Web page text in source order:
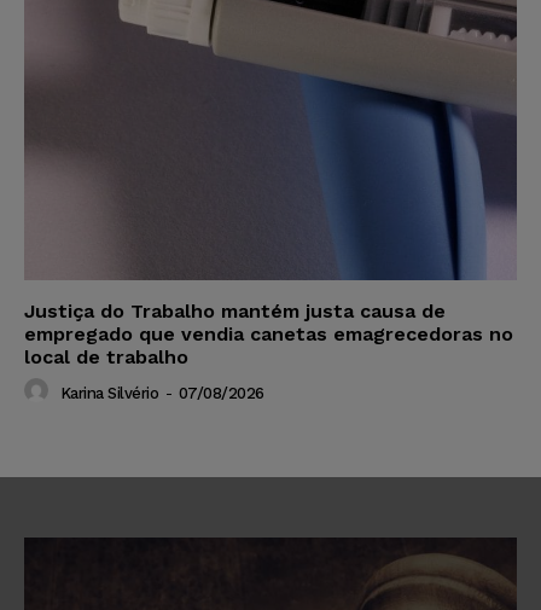
Justiça do Trabalho mantém justa causa de
empregado que vendia canetas emagrecedoras no
local de trabalho
Karina Silvério - 07/08/2026